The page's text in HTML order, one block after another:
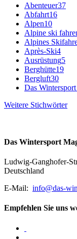
Abenteuer37
Abfahrt16
Alpen10
Alpine ski
Alpines
Après-Ski4
Ausrüstung5
Berghütte19
Bergluft30
Das
Weitere Stichwörter
Das Wintersport
Ludwig-Ganghofer-
Deutschland
E-Mail: info@das-
Empfehlen Sie uns